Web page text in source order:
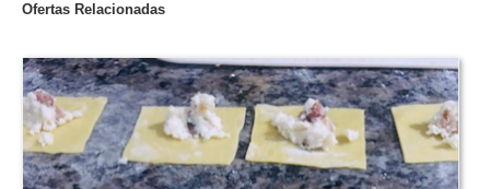
Ofertas Relacionadas